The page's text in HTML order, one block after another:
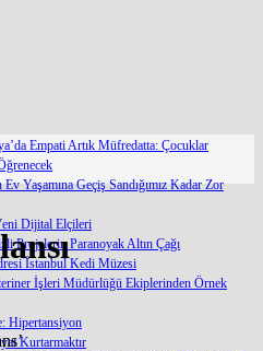
Empati Artık Müfredatta: Çocuklar
Yaşamına Geçiş Sandığımız Kadar Zor
Dijital Elçileri
Projelerin Paranoyak Altın Çağı
İstanbul Kedi Müzesi
İşleri Müdürlüğü Ekiplerinden Örnek
Hipertansiyon
Kurtarmaktır